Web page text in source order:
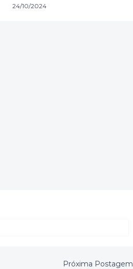
24/10/2024
Próxima Postagem